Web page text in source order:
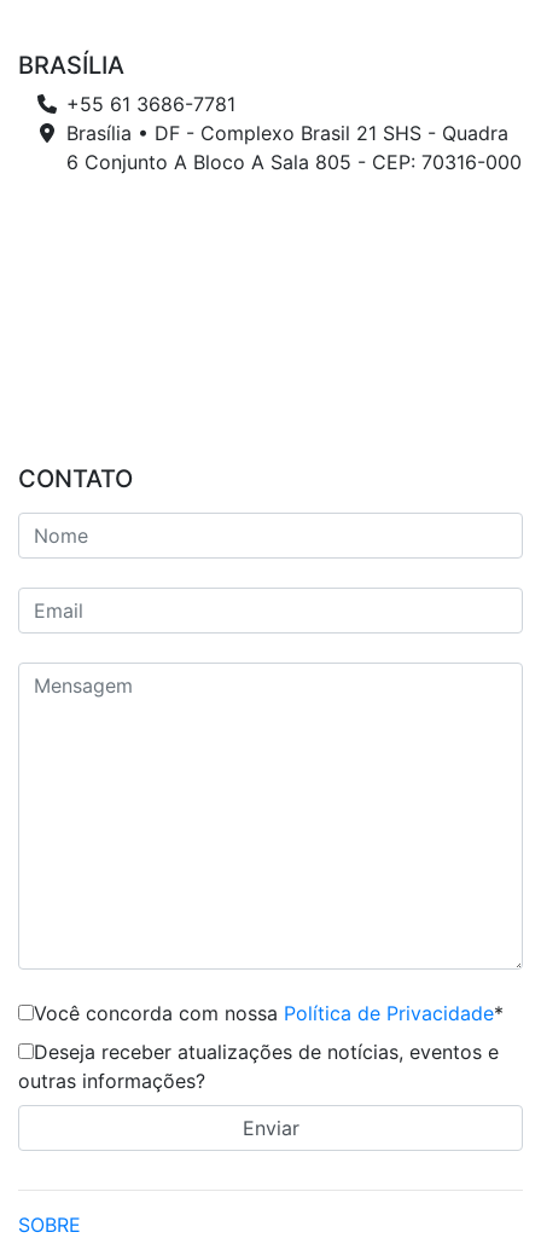
BRASÍLIA
+55 61 3686-7781
Brasília • DF - Complexo Brasil 21 SHS - Quadra
6 Conjunto A Bloco A Sala 805 - CEP: 70316-000
CONTATO
Você concorda com nossa Política de Privacidade*
Deseja receber atualizações de notícias, eventos e
outras informações?
SOBRE